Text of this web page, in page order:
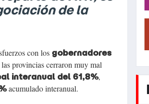
de la
con los gobernadores
provincias cerraron muy mal
interanual del 61,8%,
acumulado interanual.